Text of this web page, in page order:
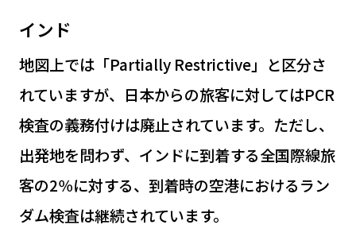
インド
地図上では「Partially Restrictive」と区分さ
れていますが、日本からの旅客に対してはPCR
検査の義務付けは廃止されています。ただし、
出発地を問わず、インドに到着する全国際線旅
客の2％に対する、到着時の空港におけるラン
ダム検査は継続されています。